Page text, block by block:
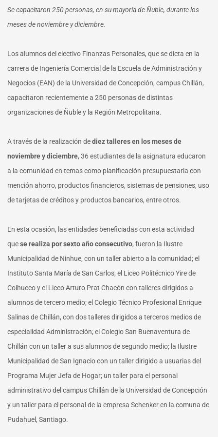
Se capacitaron 250 personas, en su mayoría de Ñuble, durante los
meses de noviembre y diciembre.
Los alumnos del electivo Finanzas Personales, que se dicta en la
carrera de Ingeniería Comercial de la Escuela de Administración y
Negocios (EAN) de la Universidad de Concepción, campus Chillán,
capacitaron recientemente a 250 personas de distintas
organizaciones de Ñuble y la Región Metropolitana.
A través de la realización dediez talleres en los meses de
noviembre y diciembre, 36 estudiantes de la asignatura educaron
a la comunidad en temas como planificación presupuestaria con
mención ahorro, productos financieros, sistemas de pensiones, uso
de tarjetas de créditos y productos bancarios, entre otros.
En esta ocasión, las entidades beneficiadas con esta actividad
quese realiza por sexto año consecutivo, fueron la Ilustre
Municipalidad de Ninhue, con un taller abierto a la comunidad; el
Instituto Santa María de San Carlos, el Liceo Politécnico Yire de
Coihueco y el Liceo Arturo Prat Chacón con talleres dirigidos a
alumnos de tercero medio; el Colegio Técnico Profesional Enrique
Salinas de Chillán, con dos talleres dirigidos a terceros medios de
especialidad Administración; el Colegio San Buenaventura de
Chillán con un taller a sus alumnos de segundo medio; la Ilustre
Municipalidad de San Ignacio con un taller dirigido a usuarias del
Programa Mujer Jefa de Hogar; un taller para el personal
administrativo del campus Chillán de la Universidad de Concepción
y un taller para el personal de la empresa Schenker en la comuna de
Pudahuel, Santiago.